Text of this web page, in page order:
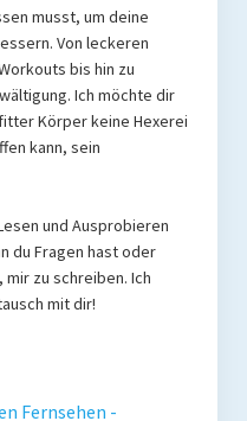
musst, um deine
Von leckeren
bis hin zu
Ich möchte dir
Körper keine Hexerei
kann, sein
und Ausprobieren
du Fragen hast oder
zu schreiben. Ich
mit dir!
Fernsehen -